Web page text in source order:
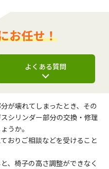
お任せ！
よくある質問
が壊れてしまったとき、その
シリンダー部分の交換・修理
うか。
おりご相談などを受けること
、椅子の高さ調整ができなく